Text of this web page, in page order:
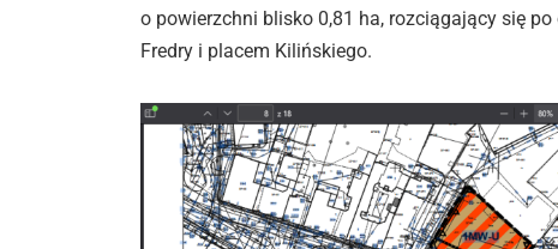
o powierzchni blisko 0,81 ha, rozciągający się
Fredry i placem Kilińskiego.